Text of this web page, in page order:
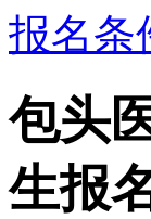
报名条
包头
生报